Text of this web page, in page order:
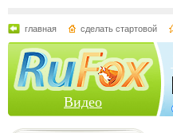
главная сделать стартовой
Видео